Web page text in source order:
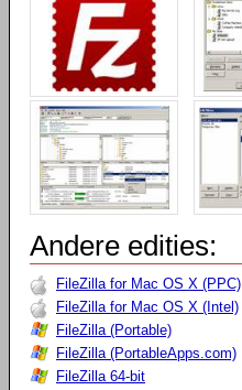
Andere edities:
FileZilla for Mac OS X (PPC)
FileZilla for Mac OS X (Intel)
FileZilla (Portable)
FileZilla (PortableApps.com)
FileZilla 64-bit